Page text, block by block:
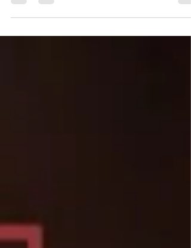
com a plataforma educacional Cloe
@cloeedu, uma iniciativa que será
em paralelo com...